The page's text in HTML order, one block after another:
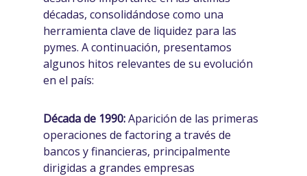
décadas, consolidándose como una
herramienta clave de liquidez para las
pymes. A continuación, presentamos
algunos hitos relevantes de su evolución
en el país:
Década de 1990:Aparición de las primeras
operaciones de factoring a través de
bancos y financieras, principalmente
dirigidas a grandes empresas